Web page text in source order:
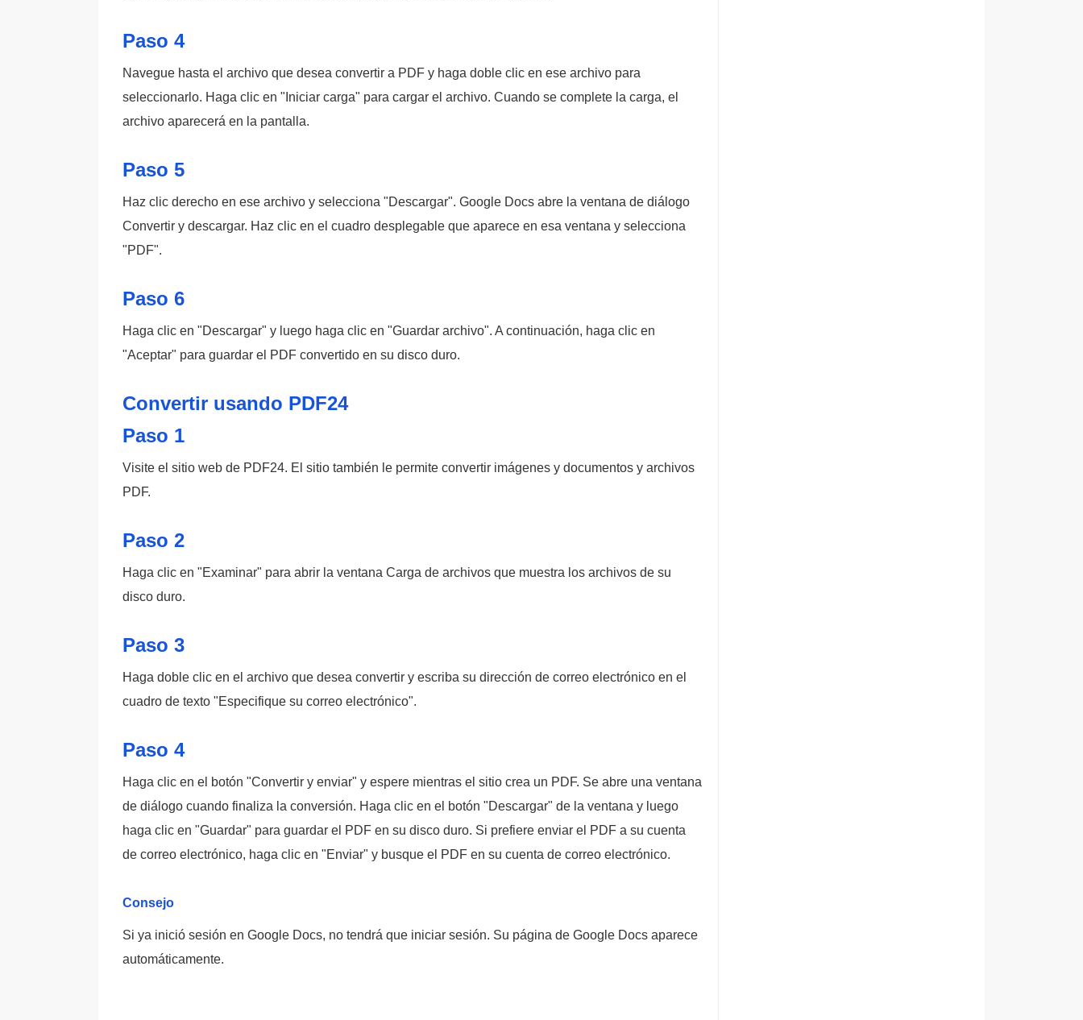
Paso 4
Navegue hasta el archivo que desea convertir a PDF y haga doble clic en ese archivo para
seleccionarlo. Haga clic en "Iniciar carga" para cargar el archivo. Cuando se complete la carga, el
archivo aparecerá en la pantalla.
Paso 5
Haz clic derecho en ese archivo y selecciona "Descargar". Google Docs abre la ventana de diálogo
Convertir y descargar. Haz clic en el cuadro desplegable que aparece en esa ventana y selecciona
"PDF".
Paso 6
Haga clic en "Descargar" y luego haga clic en "Guardar archivo". A continuación, haga clic en
"Aceptar" para guardar el PDF convertido en su disco duro.
Convertir usando PDF24
Paso 1
Visite el sitio web de PDF24. El sitio también le permite convertir imágenes y documentos y archivos
PDF.
Paso 2
Haga clic en "Examinar" para abrir la ventana Carga de archivos que muestra los archivos de su
disco duro.
Paso 3
Haga doble clic en el archivo que desea convertir y escriba su dirección de correo electrónico en el
cuadro de texto "Especifique su correo electrónico".
Paso 4
Haga clic en el botón "Convertir y enviar" y espere mientras el sitio crea un PDF. Se abre una ventana
de diálogo cuando finaliza la conversión. Haga clic en el botón "Descargar" de la ventana y luego
haga clic en "Guardar" para guardar el PDF en su disco duro. Si prefiere enviar el PDF a su cuenta
de correo electrónico, haga clic en "Enviar" y busque el PDF en su cuenta de correo electrónico.
Consejo
Si ya inició sesión en Google Docs, no tendrá que iniciar sesión. Su página de Google Docs aparece
automáticamente.